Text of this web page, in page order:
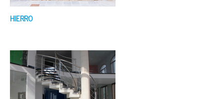
HIERRO